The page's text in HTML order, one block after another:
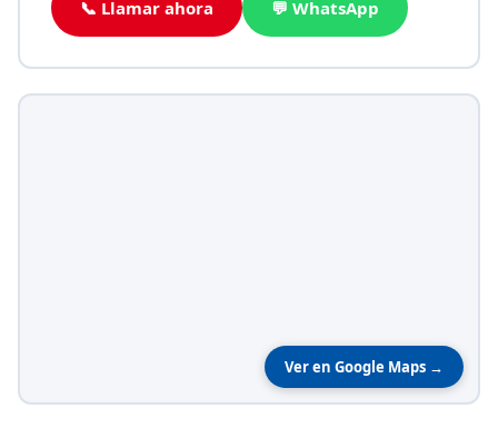
📞 Llamar ahora 💬 WhatsApp
Ver en Google Maps →